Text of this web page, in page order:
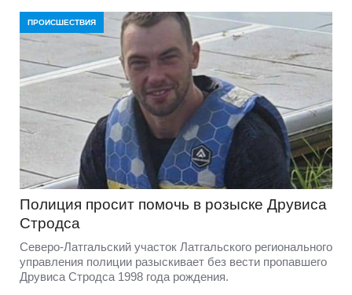
ПРОИСШЕСТВИЯ
Полиция просит помочь в розыске Друвиса
Стродса
Северо-Латгальский участок Латгальского регионального
управления полиции разыскивает без вести пропавшего
Друвиса Стродса 1998 года рождения.